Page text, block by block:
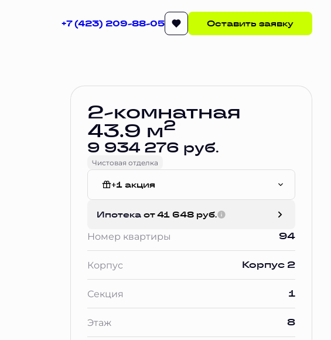
+7 (423) 209-88-05 Оставить заявку
Забронировать
2-комнатная
43.9 м2
9 934 276 руб.
Чистовая отделка
+1 акция
Ипотека от 41 648 руб.
Номер квартиры 94
Корпус Корпус 2
Секция 1
Этаж 8